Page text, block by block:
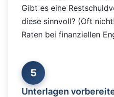
Gibt es eine
diese sinnvoll? (Oft
Raten bei finanziellen
5
Unterlagen